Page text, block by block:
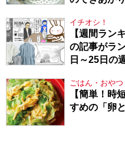
イチオシ！
【週間ラン
の記事がラ
日～25日の
ごはん・おやつ
【簡単！時
すめの「卵